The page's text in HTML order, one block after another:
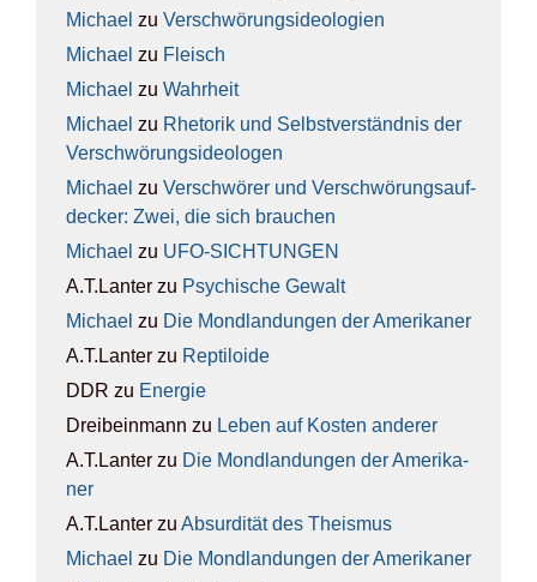
Michael zu Ver­schwö­rungs­ideo­lo­gien
Michael zu Fleisch
Michael zu Wahr­heit
Michael zu Rhe­to­rik und Selbst­ver­ständ­nis der
Ver­schwö­rungs­ideo­lo­gen
Michael zu Ver­schwö­rer und Ver­schwö­rungs­auf­
de­cker: Zwei, die sich brau­chen
Michael zu UFO-SICH­TUN­GEN
A.T.Lanter zu Psy­chi­sche Gewalt
Michael zu Die Mond­lan­dun­gen der Ame­ri­ka­ner
A.T.Lanter zu Rep­ti­lo­ide
DDR zu Ener­gie
Dreibeinmann zu Leben auf Kos­ten ande­rer
A.T.Lanter zu Die Mond­lan­dun­gen der Ame­ri­ka­
ner
A.T.Lanter zu Absur­di­tät des The­is­mus
Michael zu Die Mond­lan­dun­gen der Ame­ri­ka­ner